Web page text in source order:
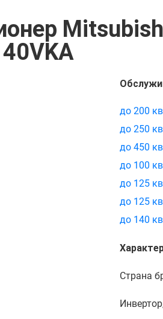
до 200
до 250
до 450
до 100
до 125
до 125
до 140
Страна